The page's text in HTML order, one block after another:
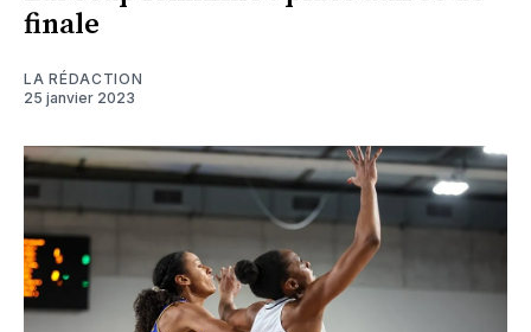
finale
LA RÉDACTION
25 janvier 2023